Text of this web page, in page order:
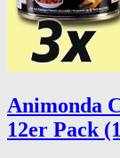
Animonda
12er Pack